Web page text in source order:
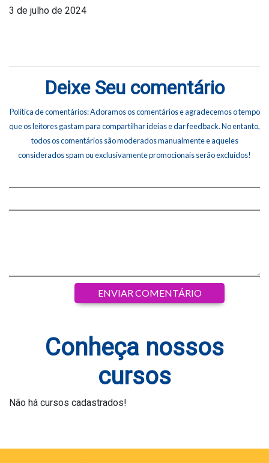
3 de julho de 2024
Deixe Seu comentário
Política de comentários: Adoramos os comentários e agradecemos o tempo
que os leitores gastam para compartilhar ideias e dar feedback. No entanto,
todos os comentários são moderados manualmente e aqueles
considerados spam ou exclusivamente promocionais serão excluídos!
Conheça nossos
cursos
Não há cursos cadastrados!